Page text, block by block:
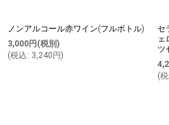
ノンアルコール赤ワイン(フルボトル)
3,000円 (税別)
(税込 : 3,240 円)
セ
ェ
ツ
(